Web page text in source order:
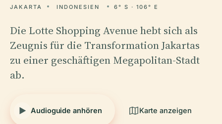
JAKARTA INDONESIEN 6° S · 106° E
Die Lotte Shopping Avenue hebt sich als
Zeugnis für die Transformation Jakartas
zu einer geschäftigen Megapolitan-Stadt
ab.
Audioguide anhören Karte anzeigen